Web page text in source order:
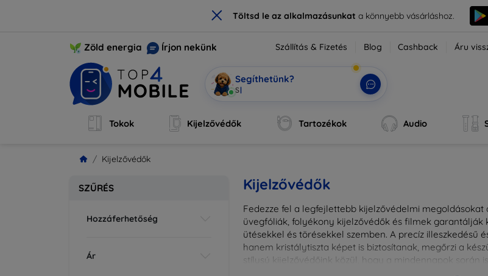
× Töltsd le az alkalmazásunkata könnyebb vásárláshoz.
Zöld energia Írjon nekünk Szállítás & Fizetés Blog Cashback Áru
Segíthetünk?
Mobi vagyok, a
Tokok Kijelzővédők Tartozékok Audio
Kijelzővédők
SZŰRÉS
Hozzáferhetőség
Ár
Kijelzővédők
Fedezze fel a legfejlettebb kijelzővédelmi
üvegfóliák, folyékony kijelzővédők és filmek
ütésekkel és törésekkel szemben. A precíz
hanem kristálytiszta képet is biztosítanak, megőrzi a
stílusú kijelzővédőink közül, hogy a mindennapok során